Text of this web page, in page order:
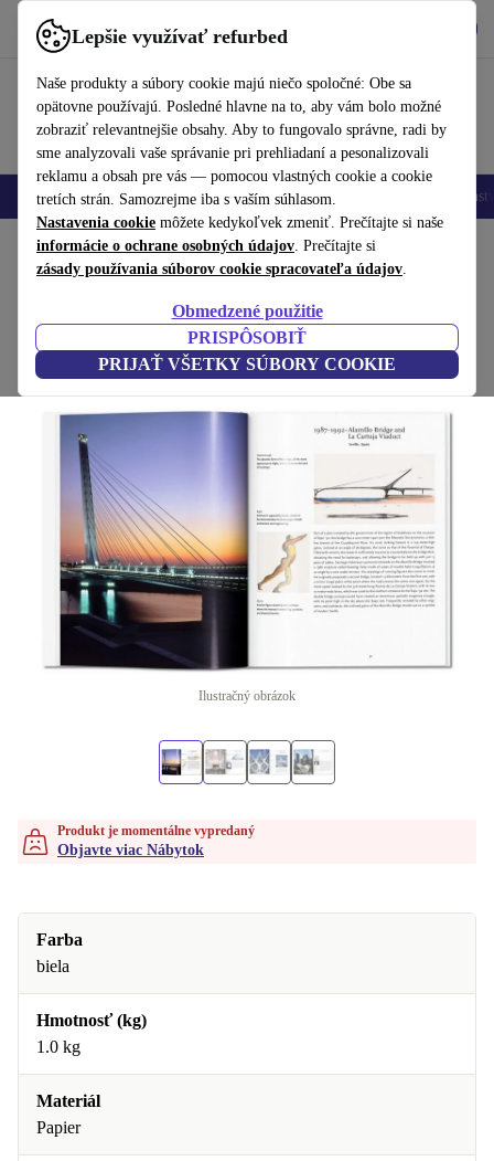
Lepšie využívať refurbed
Naše produkty a súbory cookie majú niečo spoločné: Obe sa
opätovne používajú. Posledné hlavne na to, aby vám bolo možné
zobraziť relevantnejšie obsahy. Aby to fungovalo správne, radi by
sme analyzovali vaše správanie pri prehliadaní a pesonalizovali
reklamu a obsah pre vás — pomocou vlastných cookie a cookie
tretích strán. Samozrejme iba s vaším súhlasom.
Nastavenia cookie môžete kedykoľvek zmeniť. Prečítajte si naše
informácie o ochrane osobných údajov. Prečítajte si
zásady používania súborov cookie spracovateľa údajov.
Obmedzené použitie
PRISPÔSOBIŤ
PRIJAŤ VŠETKY SÚBORY COOKIE
používať refurbed rýchlo a jednoducho
Mobilné telefóny Laptopy Tablety Inteligentné hodinky
Domov Produkty Domácnosť Nábytok
Calatrava kniha
biela
(Zbieranie recenzií)
Ilustračný obrázok
Produkt je momentálne vypredaný
Objavte viac Nábytok
Farba
biela
Hmotnosť (kg)
1.0 kg
Materiál
Papier